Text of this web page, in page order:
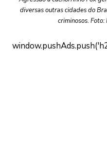
diversas outras cidades do
criminosos.